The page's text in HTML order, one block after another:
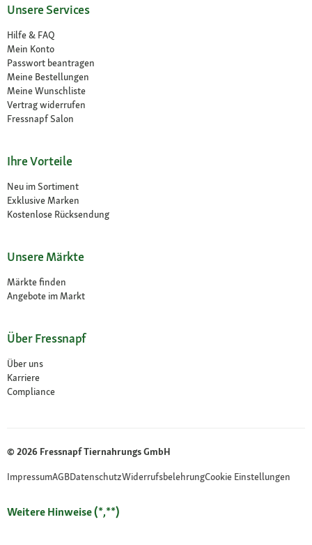
Unsere Services
Hilfe & FAQ
Mein Konto
Passwort beantragen
Meine Bestellungen
Meine Wunschliste
Vertrag widerrufen
Fressnapf Salon
Ihre Vorteile
Neu im Sortiment
Exklusive Marken
Kostenlose Rücksendung
Unsere Märkte
Märkte finden
Angebote im Markt
Über Fressnapf
Über uns
Karriere
Compliance
© 2026 Fressnapf Tiernahrungs GmbH
ImpressumAGBDatenschutzWiderrufsbelehrungCookie Einstellungen
Weitere Hinweise (*,**)